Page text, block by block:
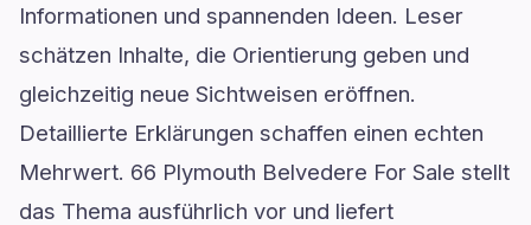
Informationen und spannenden Ideen. Leser
schätzen Inhalte, die Orientierung geben und
gleichzeitig neue Sichtweisen eröffnen.
Detaillierte Erklärungen schaffen einen echten
Mehrwert. 66 Plymouth Belvedere For Sale stellt
das Thema ausführlich vor und liefert